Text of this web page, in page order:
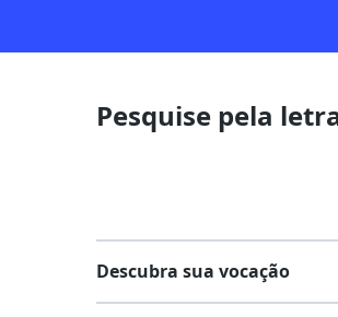
Pesquise pela
Descubra sua vocação